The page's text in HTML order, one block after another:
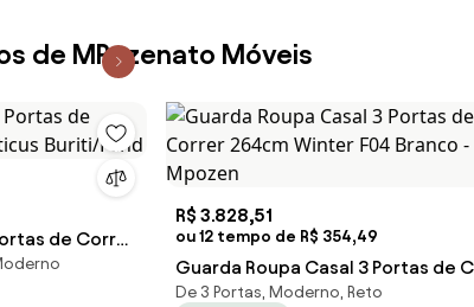
de MPozenato Móveis
de Correr
Fend
R$ 3.828,51
ou 12 tempo de R$ 354,49
Guarda Roupa Casal 3 Portas de
264cm Winter F04 Branco -
De 3 Portas, Moderno, Reto